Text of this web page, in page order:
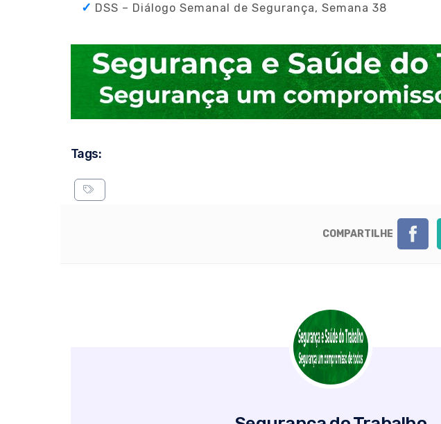
DSS – Diálogo Semanal de Segurança, Semana 38
Tags:
COMPARTILHE